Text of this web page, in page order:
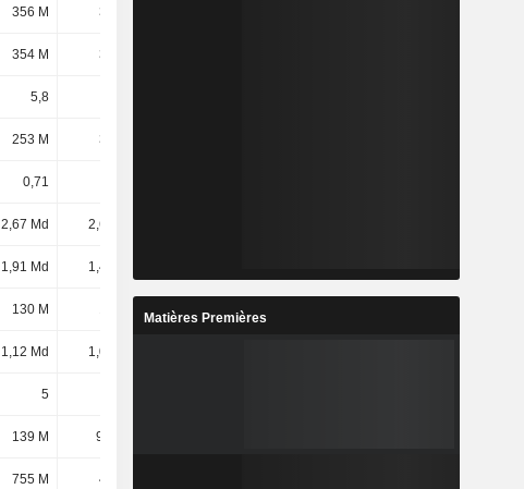
356 M 344 M
354 M 348 M
5,8
253 M 372 M
0,71
2,67 Md 2,67 Md
1,91 Md 1,41 Md
130 M 118 M
1,12 Md 1,02 Md
5
139 M 92,9 M
755 M 479 M
Matières Premières